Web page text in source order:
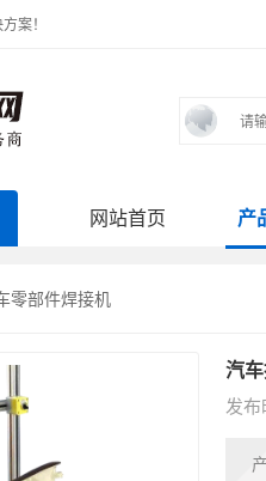
案！
网站首页 产
零部件焊接机
汽
发